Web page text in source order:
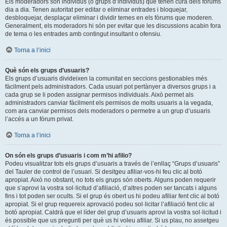
Els moderadors són individus (o grups d’individus) que tenen cura dels fòrums
dia a dia. Tenen autoritat per editar o eliminar entrades i bloquejar,
desbloquejar, desplaçar eliminar i dividir temes en els fòrums que moderen.
Generalment, els moderadors hi són per evitar que les discussions acabin fora
de tema o les entrades amb contingut insultant o ofensiu.
Torna a l’inici
Què són els grups d’usuaris?
Els grups d’usuaris divideixen la comunitat en seccions gestionables més
fàcilment pels administradors. Cada usuari pot pertànyer a diversos grups i a
cada grup se li poden assignar permisos individuals. Això permet als
administradors canviar fàcilment els permisos de molts usuaris a la vegada,
com ara canviar permisos dels moderadors o permetre a un grup d’usuaris
l’accés a un fòrum privat.
Torna a l’inici
On són els grups d’usuaris i com m’hi afilio?
Podeu visualitzar tots els grups d’usuaris a través de l’enllaç “Grups d’usuaris”
del Tauler de control de l’usuari. Si desitgeu afiliar-vos-hi feu clic al botó
apropiat. Això no obstant, no tots els grups són oberts. Alguns poden requerir
que s’aprovi la vostra sol·licitud d’afiliació, d’altres poden ser tancats i alguns
fins i tot poden ser ocults. Si el grup és obert us hi podeu afiliar fent clic al botó
apropiat. Si el grup requereix aprovació podeu sol·licitar l’afiliació fent clic al
botó apropiat. Caldrà que el líder del grup d’usuaris aprovi la vostra sol·licitud i
és possible que us pregunti per què us hi voleu afiliar. Si us plau, no assetgeu